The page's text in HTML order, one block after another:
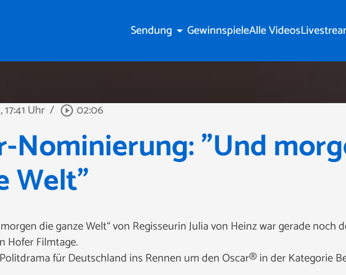
Sendung arrow_drop_down GewinnspieleAlle Videos
, 17:41 Uhr / play_circle_outline 02:06
Nominierung: "Und
Welt"
die ganze Welt“ von Regisseurin Julia von Heinz war gerade noch
Hofer Filmtage.
für Deutschland ins Rennen um den Oscar® in der Kategorie